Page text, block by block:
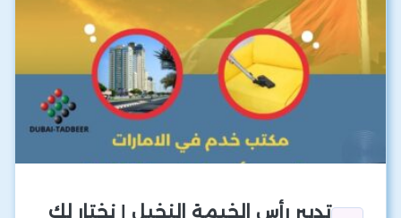
تدبير رأس الخيمة النخيل | نختار لك